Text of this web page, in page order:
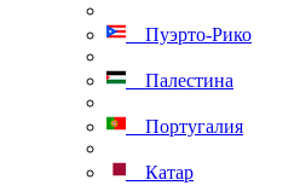
Пуэрто-Рико
Палестина
Португалия
Катар